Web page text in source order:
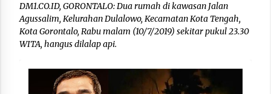
DM1.CO.ID, GORONTALO: Dua rumah di kawasan Jalan
Agussalim, Kelurahan Dulalowo, Kecamatan Kota Tengah,
Kota Gorontalo, Rabu malam (10/7/2019) sekitar pukul 23.30
WITA, hangus dilalap api.